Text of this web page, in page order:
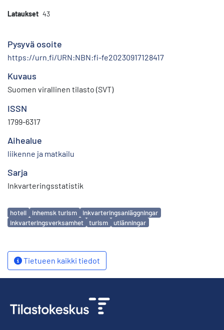
Lataukset 43
Pysyvä osoite
https://urn.fi/URN:NBN:fi-fe20230917128417
Kuvaus
Suomen virallinen tilasto (SVT)
ISSN
1799-6317
Aihealue
liikenne ja matkailu
Sarja
Inkvarteringsstatistik
Avainsanat
hotell inhemsk turism
inkvarteringsanläggningar
inkvarteringsverksamhet
turism utlänningar
Tietueen kaikki tiedot